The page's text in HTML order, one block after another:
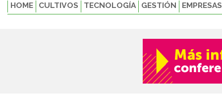
HOME CULTIVOS TECNOLOGÍA GESTIÓN EMPRESAS